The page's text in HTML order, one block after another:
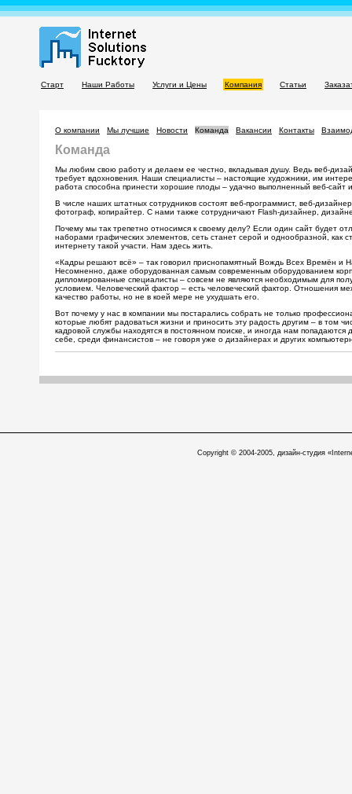
Старт Наши Работы Услуги и Цены Компания Статьи
О компании Мы лучшие Новости Команда Вакансии Контакты
Команда
Мы любим свою работу и делаем ее честно, вкладывая душу. Ведь веб-
требует вдохновения. Наши специалисты – настоящие художники, им
работа способна принести хорошие плоды – удачно выполненный веб-сайт
В числе наших штатных сотрудников состоят веб-программист, веб-
фотограф, копирайтер. С нами также сотрудничают Flash-дизайнер,
Почему мы так трепетно относимся к своему делу? Если один сайт будет
наборами графических элементов, сеть станет серой и однообразной, как
интернету такой участи. Нам здесь жить.
«Кадры решают всё» – так говорил приснопамятный Вождь Всех Времён и
Несомненно, даже оборудованная самым современным оборудованием
дипломированные специалисты – совсем не являются необходимым для
условием. Человеческий фактор – есть человеческий фактор. Отношения
качество работы, но не в коей мере не ухудшать его.
Вот почему у нас в компании мы постарались собрать не только
которые любят радоваться жизни и приносить эту радость другим – в том
кадровой службы находятся в постоянном поиске, и иногда нам
себе, среди финансистов – не говоря уже о дизайнерах и других
Copyright © 2004-2005, дизайн-студия